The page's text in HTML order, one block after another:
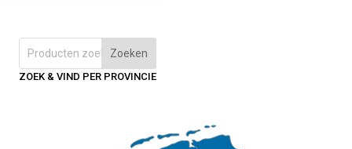
Zoeken
ZOEK & VIND PER PROVINCIE